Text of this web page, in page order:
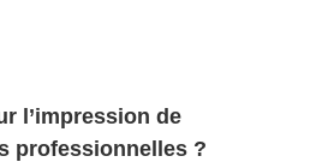
l’impression de
professionnelles ?